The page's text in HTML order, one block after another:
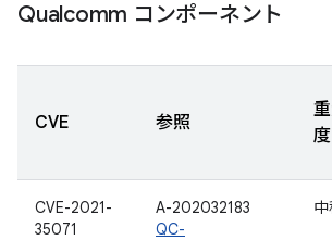
Qualcomm コンポーネント
CVE 参照
度
CVE-2021-
35071
A-202032183
QC-